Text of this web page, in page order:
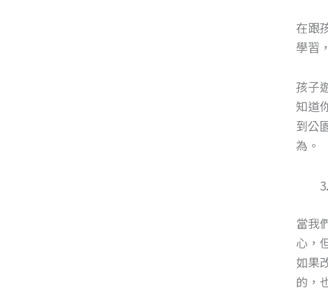
在跟
學習
孩子
知道
到公
為。
當我
心，
如果
的，